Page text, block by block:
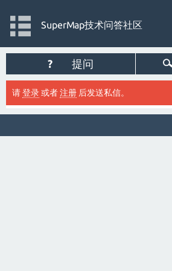
SuperMap技术问答社区
? 提问
请登录或者注册 后发送私信。